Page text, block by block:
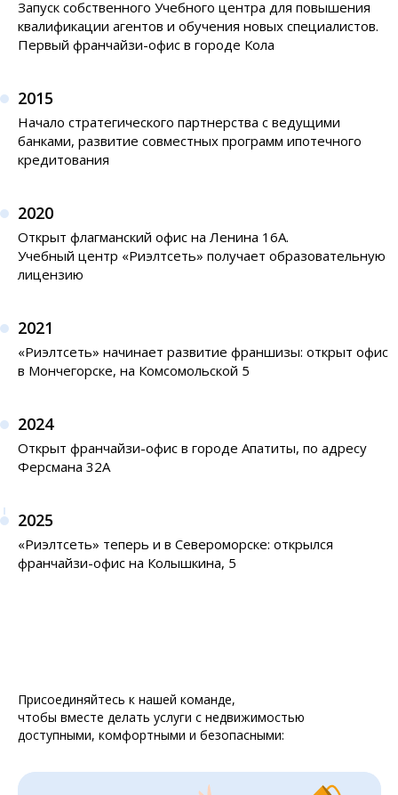
Запуск собственного Учебного центра для повышения
квалификации агентов и обучения новых специалистов.
Первый франчайзи-офис в городе Кола
2015
Начало стратегического партнерства с ведущими
банками, развитие совместных программ ипотечного
кредитования
2020
Открыт флагманский офис на Ленина 16А.
Учебный центр «Риэлтсеть» получает образовательную
лицензию
2021
«Риэлтсеть» начинает развитие франшизы: открыт офис
в Мончегорске, на Комсомольской 5
2024
Открыт франчайзи-офис в городе Апатиты, по адресу
Ферсмана 32А
2025
«Риэлтсеть» теперь и в Североморске: открылся
франчайзи-офис на Колышкина, 5
Присоединяйтесь к нашей команде,
чтобы вместе делать услуги с недвижимостью
доступными, комфортными и безопасными: